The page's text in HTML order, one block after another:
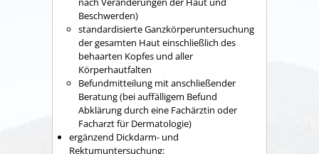
Beschwerden)
standardisierte Ganzkörperuntersuchung
der gesamten Haut einschließlich des
behaarten Kopfes und aller
Körperhautfalten
Befundmitteilung mit anschließender
Beratung (bei auffälligem Befund
Abklärung durch eine Fachärztin oder
Facharzt für Dermatologie)
ergänzend Dickdarm- und
Rektumuntersuchung: